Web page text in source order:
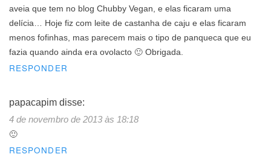
aveia que tem no blog Chubby Vegan, e elas ficaram uma
delícia… Hoje fiz com leite de castanha de caju e elas ficaram
menos fofinhas, mas parecem mais o tipo de panqueca que eu
fazia quando ainda era ovolacto 🙂 Obrigada.
RESPONDER
papacapim disse:
4 de novembro de 2013 às 18:18
🙂
RESPONDER